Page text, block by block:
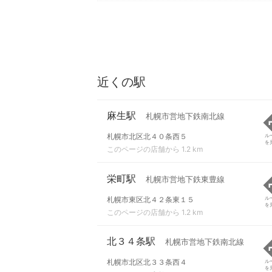
近くの駅
麻生駅 札幌市営地下鉄南北線
札幌市北区北４０条西５
このページの店舗から 1.2 km
ル
を
栄町駅 札幌市営地下鉄東豊線
札幌市東区北４２条東１５
このページの店舗から 1.2 km
ル
を
北３４条駅 札幌市営地下鉄南北線
札幌市北区北３３条西４
ル
を